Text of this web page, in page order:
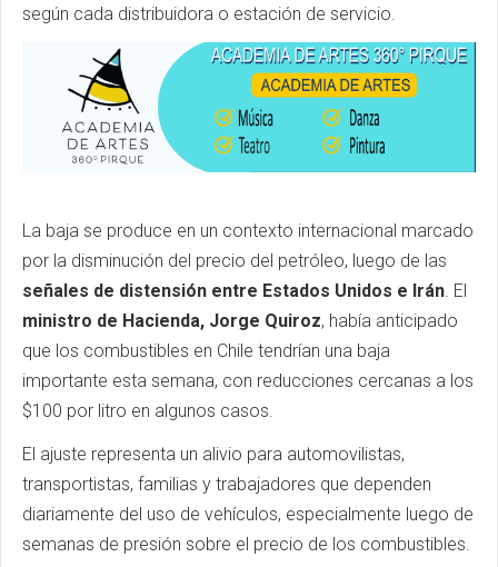
según cada distribuidora o estación de servicio.
La baja se produce en un contexto internacional marcado
por la disminución del precio del petróleo, luego de las
señales de distensión entre Estados Unidos e Irán. El
ministro de Hacienda, Jorge Quiroz, había anticipado
que los combustibles en Chile tendrían una baja
importante esta semana, con reducciones cercanas a los
$100 por litro en algunos casos.
El ajuste representa un alivio para automovilistas,
transportistas, familias y trabajadores que dependen
diariamente del uso de vehículos, especialmente luego de
semanas de presión sobre el precio de los combustibles.